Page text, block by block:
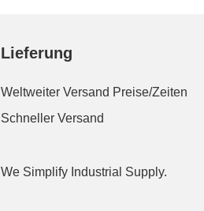
Lieferung
Weltweiter Versand Preise/Zeiten
Schneller Versand
We Simplify Industrial Supply.